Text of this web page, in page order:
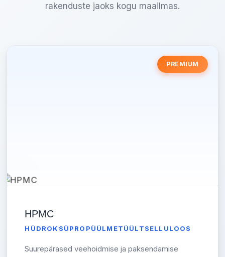
rakenduste jaoks kogu maailmas.
PREMIUM
HPMC
HÜDROKSÜPROPÜÜLMETÜÜLTSELLULOOS
Suurepärased veehoidmise ja paksendamise